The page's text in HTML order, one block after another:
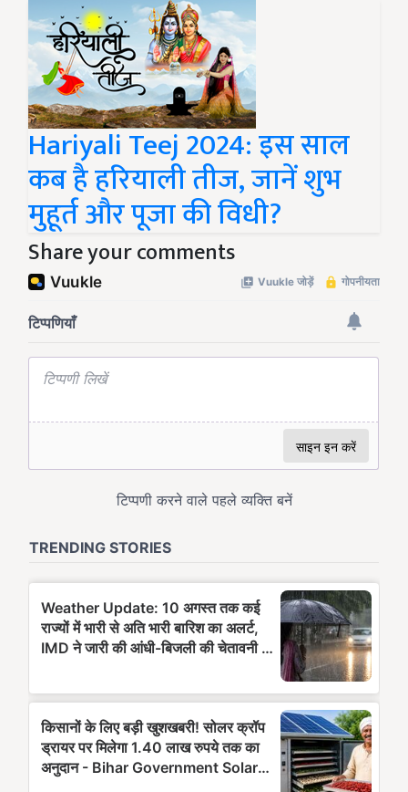
Hariyali Teej 2024: इस साल
कब है हरियाली तीज, जानें शुभ
मुहूर्त और पूजा की विधी?
Share your comments